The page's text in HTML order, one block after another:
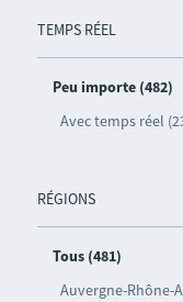
TEMPS RÉEL
Peu importe (482)
Avec temps réel
RÉGIONS
Tous (481)
Auvergne-Rhône-